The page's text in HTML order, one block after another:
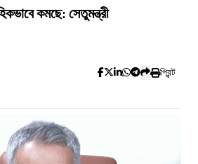
কমছে: সেতুমন্ত্রী
প্রিন্ট